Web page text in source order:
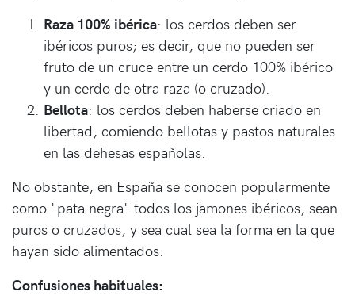
Raza 100% ibérica: los cerdos deben ser
ibéricos puros; es decir, que no pueden ser
fruto de un cruce entre un cerdo 100% ibérico
y un cerdo de otra raza (o cruzado).
Bellota: los cerdos deben haberse criado en
libertad, comiendo bellotas y pastos naturales
en las dehesas españolas.
No obstante, en España se conocen popularmente
como "pata negra" todos los jamones ibéricos, sean
puros o cruzados, y sea cual sea la forma en la que
hayan sido alimentados.
Confusiones habituales: